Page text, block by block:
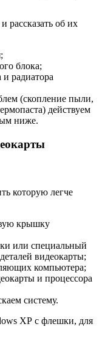
рассказать об их
блока;
и радиатора
(скопление пыли,
действуем
ниже.
которую легче
крышку
или специальный
видеокарты;
компьютера;
и процессора
систему.
ХР с флешки, для